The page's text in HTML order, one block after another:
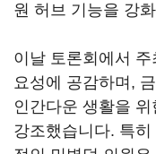
원 허브 기능을 강
이날 토론회에서
요성에 공감하며,
인간다운 생활을
강조했습니다. 특히